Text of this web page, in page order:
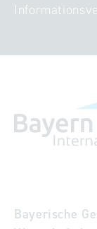
Bayerische